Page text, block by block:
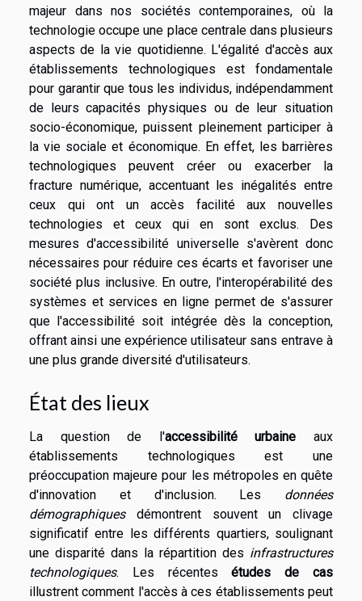
majeur dans nos sociétés contemporaines, où la
technologie occupe une place centrale dans plusieurs
aspects de la vie quotidienne. L'égalité d'accès aux
établissements technologiques est fondamentale
pour garantir que tous les individus, indépendamment
de leurs capacités physiques ou de leur situation
socio-économique, puissent pleinement participer à
la vie sociale et économique. En effet, les barrières
technologiques peuvent créer ou exacerber la
fracture numérique, accentuant les inégalités entre
ceux qui ont un accès facilité aux nouvelles
technologies et ceux qui en sont exclus. Des
mesures d'accessibilité universelle s'avèrent donc
nécessaires pour réduire ces écarts et favoriser une
société plus inclusive. En outre, l'interopérabilité des
systèmes et services en ligne permet de s'assurer
que l'accessibilité soit intégrée dès la conception,
offrant ainsi une expérience utilisateur sans entrave à
une plus grande diversité d'utilisateurs.
État des lieux
La question de l'accessibilité urbaine aux
établissements technologiques est une
préoccupation majeure pour les métropoles en quête
d'innovation et d'inclusion. Les données
démographiquesdémontrent souvent un clivage
significatif entre les différents quartiers, soulignant
une disparité dans la répartition des infrastructures
technologiques. Les récentesétudes de cas
illustrent comment l'accès à ces établissements peut